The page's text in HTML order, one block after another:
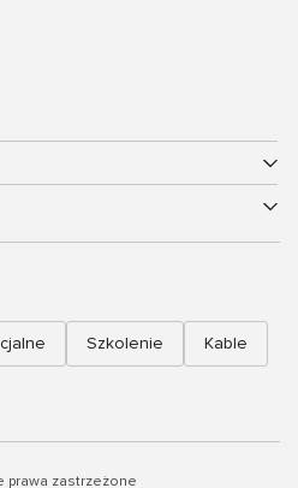
Szkolenie Kable
prawa zastrzeżone